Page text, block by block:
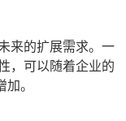
来的扩展需求。一
，可以随着企业的
。